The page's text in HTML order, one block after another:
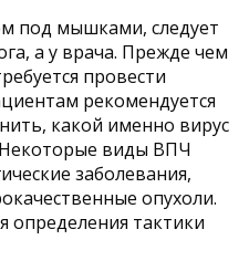
под мышками, следует
а у врача. Прежде чем
провести
рекомендуется
какой именно вирус
виды ВПЧ
заболевания,
опухоли.
определения тактики